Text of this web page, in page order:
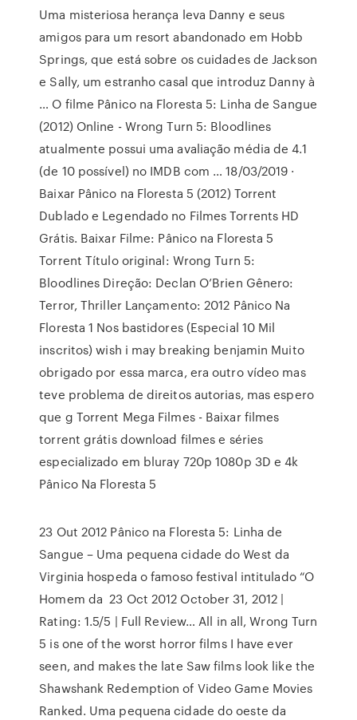
Uma misteriosa herança leva Danny e seus
amigos para um resort abandonado em Hobb
Springs, que está sobre os cuidades de Jackson
e Sally, um estranho casal que introduz Danny à
… O filme Pânico na Floresta 5: Linha de Sangue
(2012) Online - Wrong Turn 5: Bloodlines
atualmente possui uma avaliação média de 4.1
(de 10 possível) no IMDB com … 18/03/2019 ·
Baixar Pânico na Floresta 5 (2012) Torrent
Dublado e Legendado no Filmes Torrents HD
Grátis. Baixar Filme: Pânico na Floresta 5
Torrent Título original: Wrong Turn 5:
Bloodlines Direção: Declan O’Brien Gênero:
Terror, Thriller Lançamento: 2012 Pânico Na
Floresta 1 Nos bastidores (Especial 10 Mil
inscritos) wish i may breaking benjamin Muito
obrigado por essa marca, era outro vídeo mas
teve problema de direitos autorias, mas espero
que g Torrent Mega Filmes - Baixar filmes
torrent grátis download filmes e séries
especializado em bluray 720p 1080p 3D e 4k
Pânico Na Floresta 5
23 Out 2012 Pânico na Floresta 5: Linha de
Sangue – Uma pequena cidade do West da
Virginia hospeda o famoso festival intitulado “O
Homem da 23 Oct 2012 October 31, 2012 |
Rating: 1.5/5 | Full Review… All in all, Wrong Turn
5 is one of the worst horror films I have ever
seen, and makes the late Saw films look like the
Shawshank Redemption of Video Game Movies
Ranked. Uma pequena cidade do oeste da